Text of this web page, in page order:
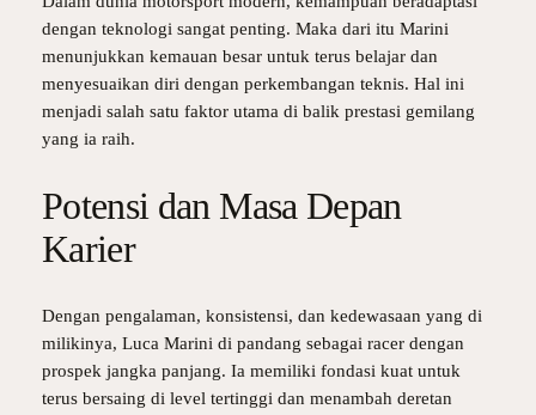
dengan teknologi sangat penting. Maka dari itu Marini
menunjukkan kemauan besar untuk terus belajar dan
menyesuaikan diri dengan perkembangan teknis. Hal ini
menjadi salah satu faktor utama di balik prestasi gemilang
yang ia raih.
Potensi dan Masa Depan
Karier
Dengan pengalaman, konsistensi, dan kedewasaan yang di
milikinya, Luca Marini di pandang sebagai racer dengan
prospek jangka panjang. Ia memiliki fondasi kuat untuk
terus bersaing di level tertinggi dan menambah deretan